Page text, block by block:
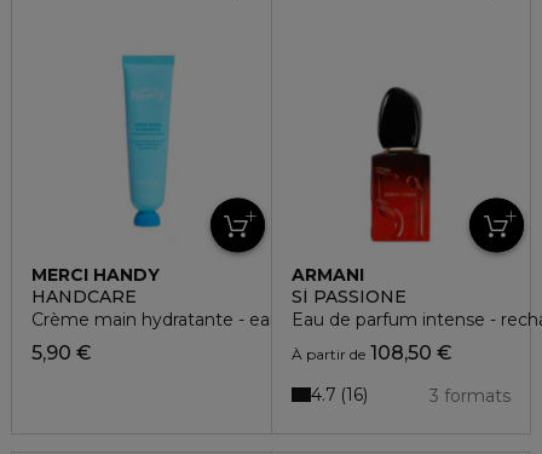
MERCI HANDY
HANDCARE
Crème main hydratante - earth
5,90 €
ARMANI
SÌ PASSIONE
Eau de parfum intense -
À partir de108,50 €
3 formats
4.7 16